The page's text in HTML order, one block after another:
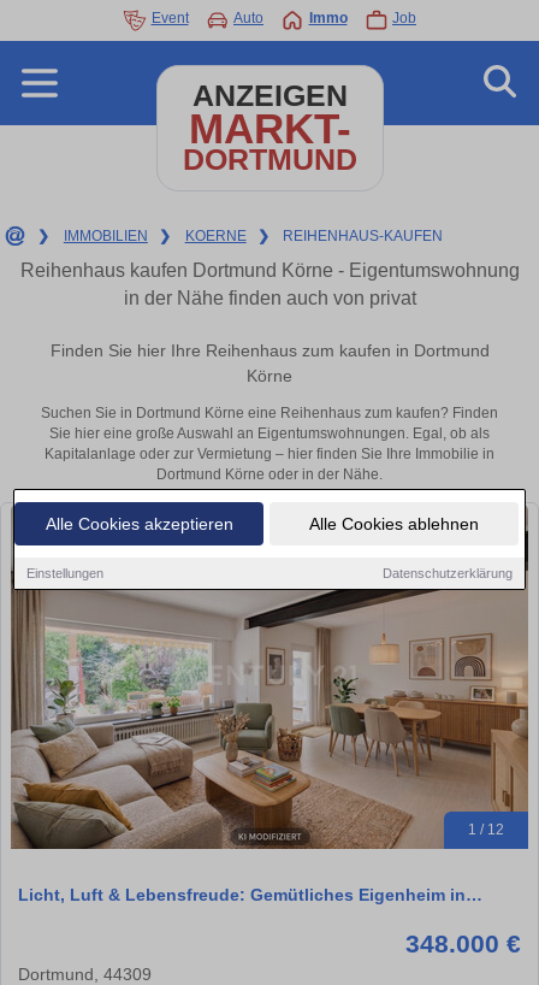
Alle Cookies akzeptieren Alle Cookies ablehnen
Einstellungen Datenschutzerklärung
Event Auto Immo Job
ANZEIGEN
MARKT-
DORTMUND
❯ IMMOBILIEN ❯ KOERNE ❯ REIHENHAUS-KAUFEN
Reihenhaus kaufen Dortmund Körne - Eigentumswohnung
in der Nähe finden auch von privat
Finden Sie hier Ihre Reihenhaus zum kaufen in Dortmund
Körne
Suchen Sie in Dortmund Körne eine Reihenhaus zum kaufen? Finden
Sie hier eine große Auswahl an Eigentumswohnungen. Egal, ob als
Kapitalanlage oder zur Vermietung – hier finden Sie Ihre Immobilie in
Dortmund Körne oder in der Nähe.
1 / 12
Licht, Luft & Lebensfreude: Gemütliches Eigenheim in…
348.000 €
Dortmund, 44309